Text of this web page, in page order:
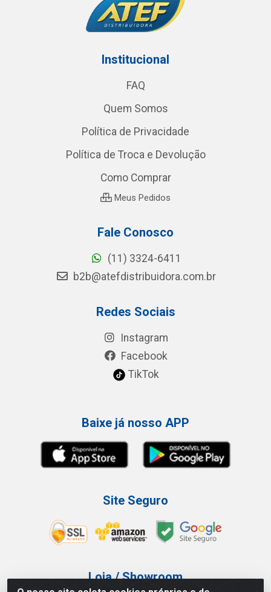
Institucional
FAQ
Quem Somos
Política de Privacidade
Política de Troca e Devolução
Como Comprar
Meus Pedidos
Fale Conosco
(11) 3324-6411
b2b@atefdistribuidora.com.br
Redes Sociais
Instagram
Facebook
TikTok
Baixe já nosso APP
Site Seguro
Loja / Showroom